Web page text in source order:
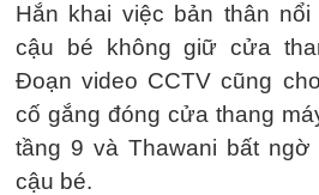
Hắn khai việc bản thân
cậu bé không giữ cửa
Đoạn video CCTV cũng
cố gắng đóng cửa thang
tầng 9 và Thawani bất ngờ
cậu bé.